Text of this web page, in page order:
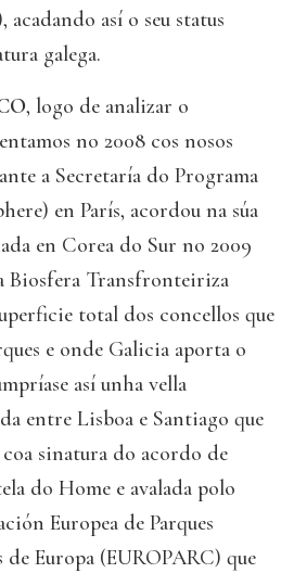
así o seu status
galega.
, logo de analizar o
no 2008 cos nosos
a Secretaría do Programa
en París, acordou na súa
en Corea do Sur no 2009
Biosfera Transfronteiriza
total dos concellos que
e onde Galicia aporta o
así unha vella
entre Lisboa e Santiago que
sinatura do acordo de
do Home e avalada polo
Europea de Parques
Europa (EUROPARC) que